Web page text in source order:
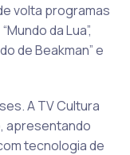
volta programas
da Lua”,
de Beakman” e
A TV Cultura
apresentando
tecnologia de